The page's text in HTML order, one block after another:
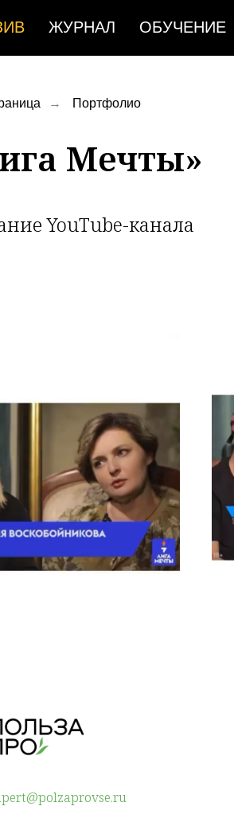
ЖУРНАЛ ОБУЧЕНИЕ
→ Портфолио
Мечты»
YouTube-канала